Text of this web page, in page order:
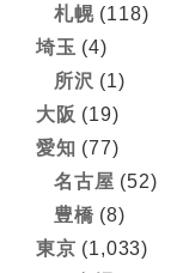
札幌(118)
埼玉 (4)
所沢 (1)
大阪 (19)
愛知 (77)
名古屋 (52)
豊橋 (8)
東京 (1,033)